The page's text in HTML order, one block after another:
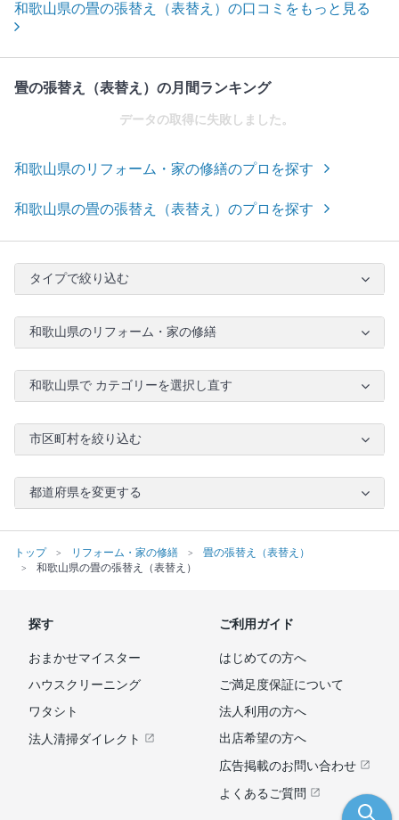
和歌山県の畳の張替え（表替え）の口コミをもっと見る
畳の張替え（表替え）の月間ランキング
データの取得に失敗しました。
和歌山県のリフォーム・家の修繕のプロを探す
和歌山県の畳の張替え（表替え）のプロを探す
タイプで絞り込む
和歌山県のリフォーム・家の修繕
和歌山県で カテゴリーを選択し直す
市区町村を絞り込む
都道府県を変更する
トップ リフォーム・家の修繕
畳の張替え（表替え）
和歌山県の畳の張替え（表替え）
探す
おまかせマイスター
ハウスクリーニング
ワタシト
法人清掃ダイレクト
ご利用ガイド
はじめての方へ
ご満足度保証について
法人利用の方へ
出店希望の方へ
広告掲載のお問い合わせ
よくあるご質問